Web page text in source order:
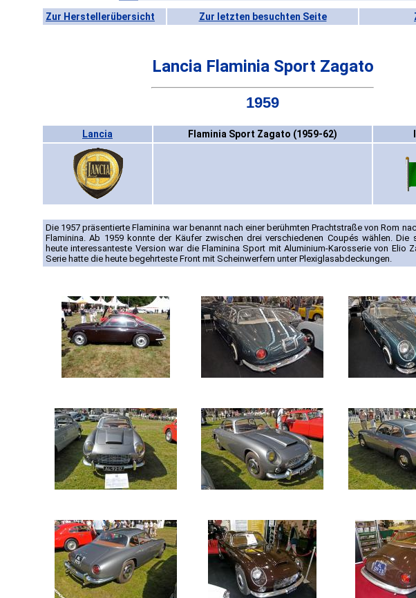
Zur Herstellerübersicht Zur letzten besuchten Seite
Lancia Flaminia Sport Zagato
1959
Lancia Flaminia Sport Zagato (1959-62)
Die 1957 präsentierte Flaminina war benannt nach einer berühmten Prachtstraße von Rom
Flaminina. Ab 1959 konnte der Käufer zwischen drei verschiedenen Coupés wählen. Die
heute interessanteste Version war die Flaminina Sport mit Aluminium-Karosserie von Elio
Serie hatte die heute begehrteste Front mit Scheinwerfern unter Plexiglasabdeckungen.